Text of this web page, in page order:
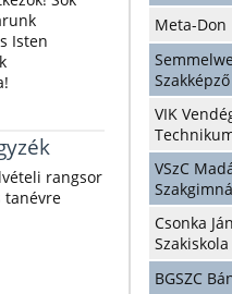
Isten
rangsor
tanévre
Meta-Don
VIK
VSzC
Csonka
Szakiskola
BGSZC